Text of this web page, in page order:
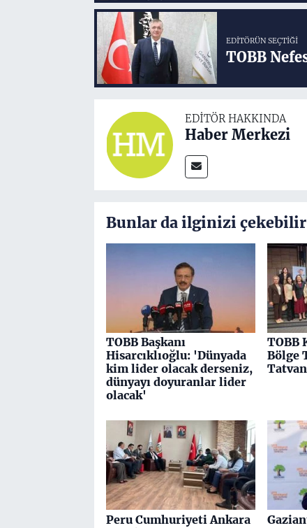
EDITÖRÜN SEÇTIĞI
TOBB
EDITÖR HAKKINDA
Haber Merkezi
Bunlar da ilginizi çekebilir
TOBB Başkanı
Hisarcıklıoğlu: 'Dünyada
kim lider olacak derseniz,
dünyayı doyuranlar lider
olacak'
TOBB
Bölge
Peru Cumhuriyeti Ankara